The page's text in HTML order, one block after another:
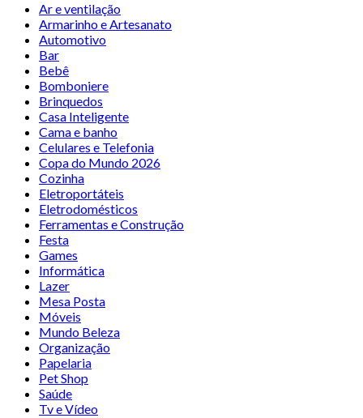
Ar e ventilação
Armarinho e Artesanato
Automotivo
Bar
Bebê
Bomboniere
Brinquedos
Casa Inteligente
Cama e banho
Celulares e Telefonia
Copa do Mundo 2026
Cozinha
Eletroportáteis
Eletrodomésticos
Ferramentas e Construção
Festa
Games
Informática
Lazer
Mesa Posta
Móveis
Mundo Beleza
Organização
Papelaria
Pet Shop
Saúde
Tv e Vídeo